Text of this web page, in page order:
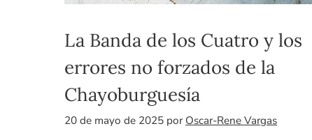
La Banda de los Cuatro y los
errores no forzados de la
Chayoburguesía
20 de mayo de 2025 por Oscar-Rene Vargas